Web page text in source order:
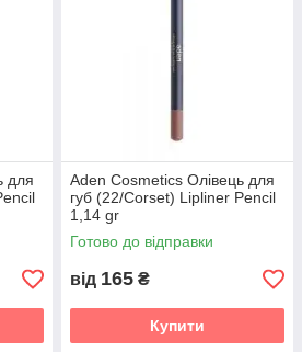
для
Aden Cosmetics Олівець для
губ (22/Corset) Lipliner Pencil
1,14 gr
Готово до відправки
від 165 ₴
Купити